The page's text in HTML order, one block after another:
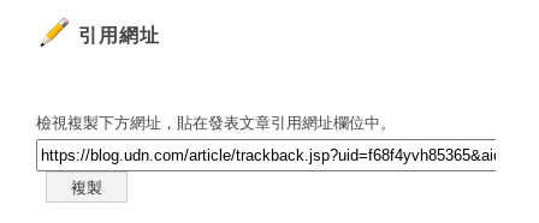
引用網址
檢視複製下方網址，貼在發表文章引用網址欄位中。
複製